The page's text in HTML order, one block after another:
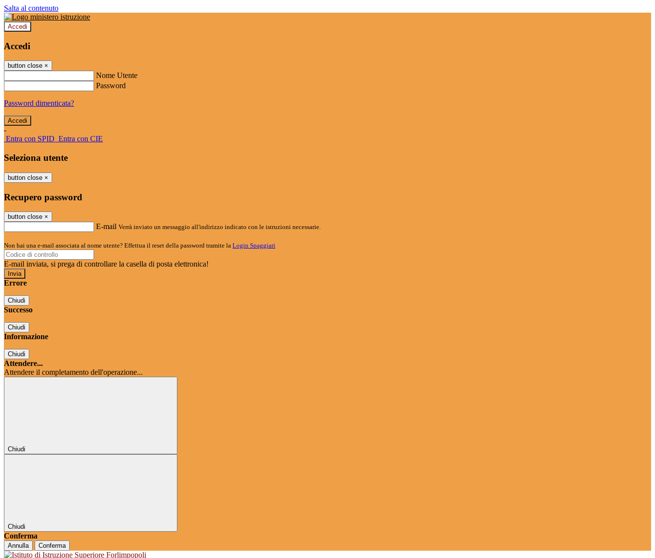
Salta al contenuto
Accedi
Accedi
button close ×
Nome Utente
Password
Password dimenticata?
-
Entra con SPID Entra con CIE
Seleziona utente
button close ×
Recupero password
button close ×
E-mail Verrà inviato un messaggio all'indirizzo indicato con le istruzioni necessarie.
Non hai una e-mail associata al nome utente? Effettua il reset della password tramite la Login Spaggiari
E-mail inviata, si prega di controllare la casella di posta elettronica!
Errore
Chiudi
Successo
Chiudi
Informazione
Chiudi
Attendere...
Attendere il completamento dell'operazione...
Chiudi
Chiudi
Conferma
Annulla Conferma